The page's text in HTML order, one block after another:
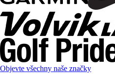
Objevte všechny naše značky